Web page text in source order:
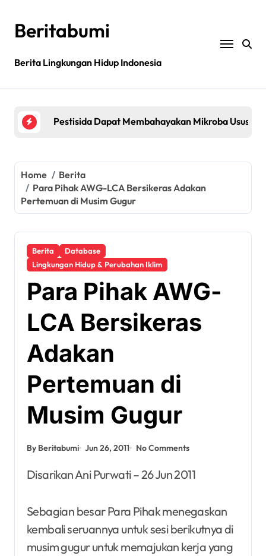
contentBeritabumi
Berita Lingkungan Hidup Indonesia
Bagaimana rantai pasokan global yang tidak
Penemuan gen padi dapat mengurangi
Bagaimana rantai pasokan global yang tidak
Filipina: MASIPAG Menentang Persetujuan Beras
Home
Berita
Para Pihak AWG-LCA Bersikeras Adakan
Pertemuan di Musim Gugur
Berita
Database
Lingkungan Hidup & Perubahan Iklim
Para Pihak AWG-
LCA Bersikeras
Adakan
Pertemuan di
Musim Gugur
By Beritabumi Jun 26, 2011 No Comments
Disarikan Ani Purwati – 26 Jun 2011
Sebagian besar Para Pihak menegaskan
kembali seruannya untuk sesi berikutnya di
musim gugur untuk memajukan kerja yang